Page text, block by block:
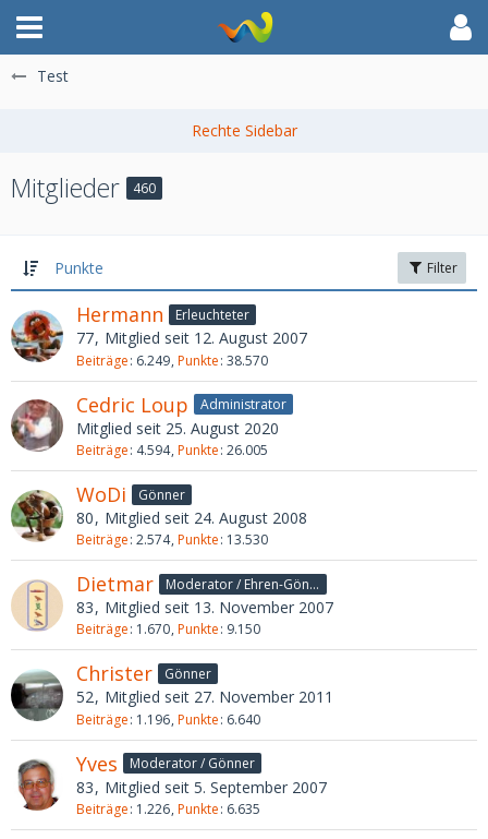
Test
Mitglieder 460
Punkte Filter
Hermann Erleuchteter
77 Mitglied seit 12. August 2007
Beiträge 6.249 Punkte 38.570
Cedric Loup Administrator
Mitglied seit 25. August 2020
Beiträge 4.594 Punkte 26.005
WoDi Gönner
80 Mitglied seit 24. August 2008
Beiträge 2.574 Punkte 13.530
Dietmar Moderator / Ehren-Gönner
83 Mitglied seit 13. November 2007
Beiträge 1.670 Punkte 9.150
Christer Gönner
52 Mitglied seit 27. November 2011
Beiträge 1.196 Punkte 6.640
Yves Moderator / Gönner
83 Mitglied seit 5. September 2007
Beiträge 1.226 Punkte 6.635